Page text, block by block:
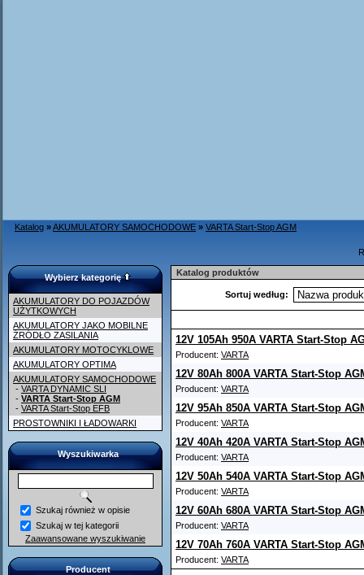
Katalog »AKUMULATORY SAMOCHODOWE » VARTA Start-Stop AGM
Wybierz kategorię
AKUMULATORY DO POJAZDÓW
UŻYTKOWYCH
AKUMULATORY JAKO MOBILNE
ŹRÓDŁO ZASILANIA
AKUMULATORY MOTOCYKLOWE
AKUMULATORY OPTIMA
AKUMULATORY SAMOCHODOWE
- VARTA DYNAMIC SLI
- VARTA Start-Stop AGM
- VARTA Start-Stop EFB
PROSTOWNIKI I ŁADOWARKI
Wyszukiwarka
Szukaj również w opisie
Szukaj w tej kategorii
Zaawansowane wyszukiwanie
Producent
Katalog produktów
Sortuj według:
12V 105Ah 950A VARTA Start-Stop
Producent: VARTA
12V 80Ah 800A VARTA Start-Stop
Producent: VARTA
12V 95Ah 850A VARTA Start-Stop
Producent: VARTA
12V 40Ah 420A VARTA Start-Stop
Producent: VARTA
12V 50Ah 540A VARTA Start-Stop
Producent: VARTA
12V 60Ah 680A VARTA Start-Stop
Producent: VARTA
12V 70Ah 760A VARTA Start-Stop
Producent: VARTA